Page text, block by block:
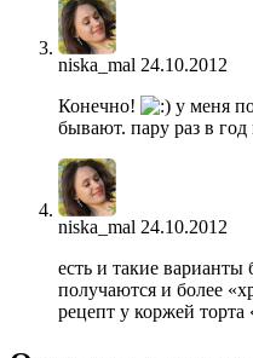
niska_mal 24.10.2012
Конечно!
у меня
бывают. пару раз в
niska_mal 24.10.2012
есть и такие варианты
получаются и более
рецепт у коржей торта